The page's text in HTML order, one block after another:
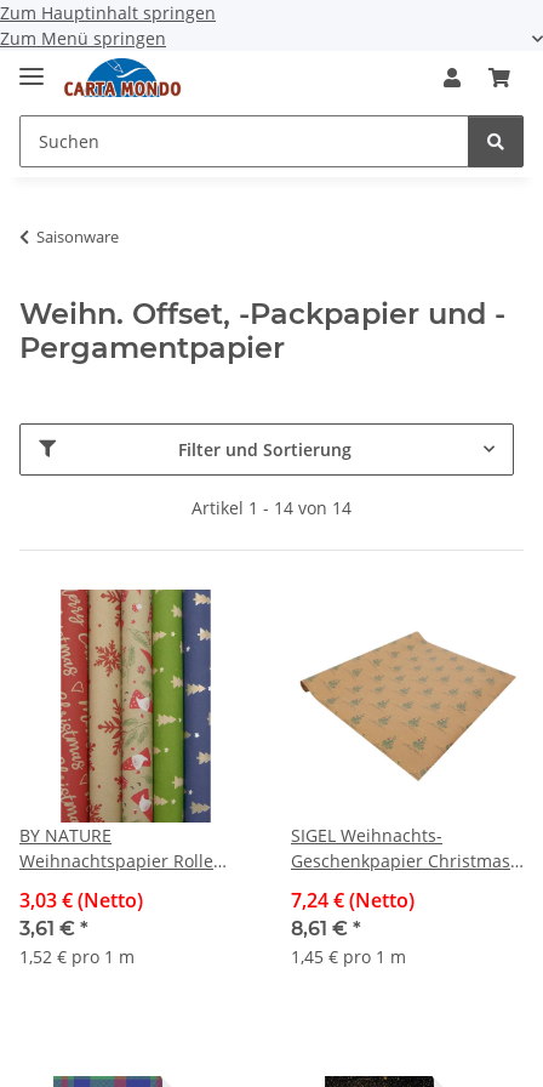
Zum Hauptinhalt springen
Zum Menü springen
Saisonware
Weihn. Offset, -Packpapier und -
Pergamentpapier
Filter und Sortierung
Artikel 1 - 14 von 14
BY NATURE
Weihnachtspapier Rolle
3,03 € (Netto)
3,61 € *
1,52 € pro 1 m
SIGEL Weihnachts-
Geschenkpapier Christmas
100g/m², natur
7,24 € (Netto)
8,61 € *
1,45 € pro 1 m